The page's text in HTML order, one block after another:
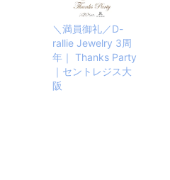
＼満員御礼／D-
rallie Jewelry 3周
年｜ Thanks Party
｜セントレジス大
阪